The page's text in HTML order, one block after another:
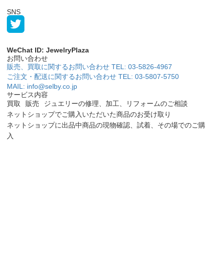
SNS
WeChat ID: JewelryPlaza
お問い合わせ
販売、買取に関するお問い合わせ TEL: 03-5826-4967
ご注文・配送に関するお問い合わせ TEL: 03-5807-5750
MAIL: info@selby.co.jp
サービス内容
買取
販売
ジュエリーの修理、加工、リフォームのご相談
ネットショップでご購入いただいた商品のお受け取り
ネットショップに出品中商品の現物確認、試着、その場でのご購
入